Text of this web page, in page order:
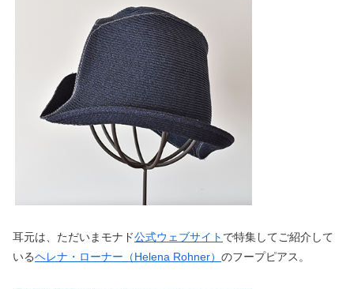
耳元は、ただいまモナド公式ウェブサイト で特集してご紹介して
いるヘレナ・ローナー（Helena Rohner） のフープピアス。